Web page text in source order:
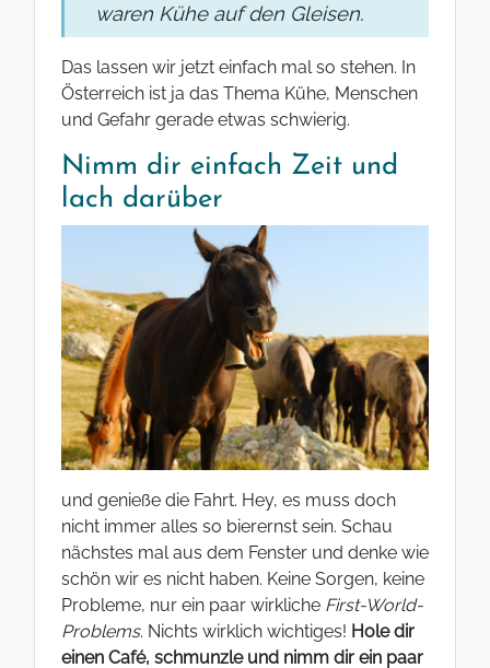
waren Kühe auf den Gleisen.
Das lassen wir jetzt einfach mal so stehen. In
Österreich ist ja das Thema Kühe, Menschen
und Gefahr gerade etwas schwierig.
Nimm dir einfach Zeit und
lach darüber
und genieße die Fahrt. Hey, es muss doch
nicht immer alles so bierernst sein. Schau
nächstes mal aus dem Fenster und denke wie
schön wir es nicht haben. Keine Sorgen, keine
Probleme, nur ein paar wirkliche First-World-
Problems. Nichts wirklich wichtiges! Hole dir
einen Café, schmunzle und nimm dir ein paar